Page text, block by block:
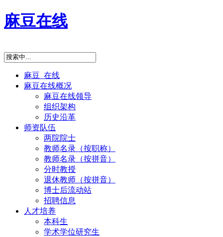
麻豆在线
麻豆 在线
麻豆在线概况
麻豆在线领导
组织架构
历史沿革
师资队伍
两院院士
教师名录（按职称）
教师名录（按拼音）
分时教授
退休教师（按拼音）
博士后流动站
招聘信息
人才培养
本科生
学术学位研究生